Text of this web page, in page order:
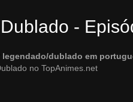
-
dublado em
no TopAnimes.net